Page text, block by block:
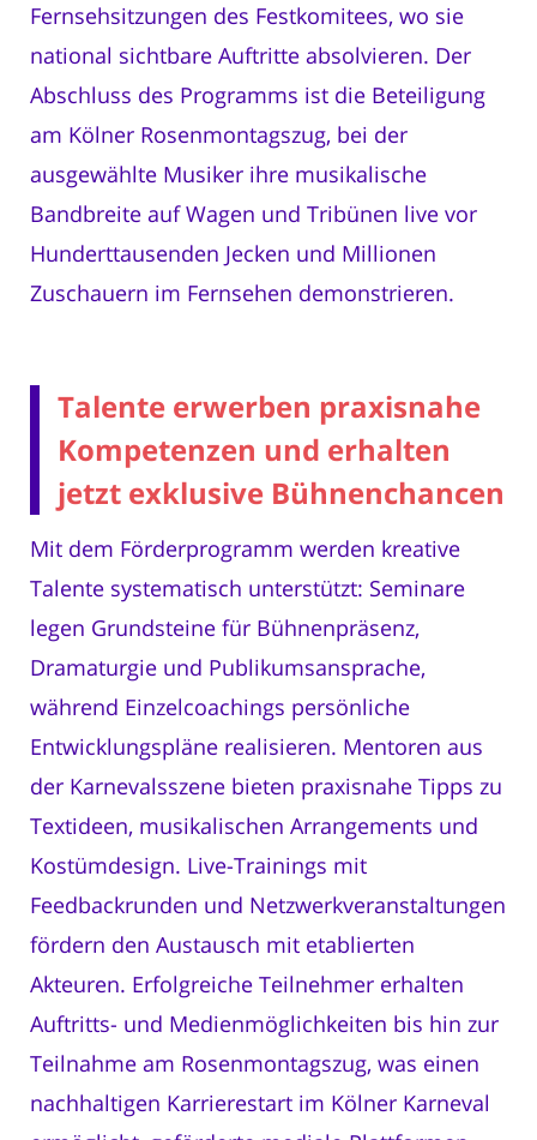
Fernsehsitzungen des Festkomitees, wo sie
national sichtbare Auftritte absolvieren. Der
Abschluss des Programms ist die Beteiligung
am Kölner Rosenmontagszug, bei der
ausgewählte Musiker ihre musikalische
Bandbreite auf Wagen und Tribünen live vor
Hunderttausenden Jecken und Millionen
Zuschauern im Fernsehen demonstrieren.
Talente erwerben praxisnahe
Kompetenzen und erhalten
jetzt exklusive Bühnenchancen
Mit dem Förderprogramm werden kreative
Talente systematisch unterstützt: Seminare
legen Grundsteine für Bühnenpräsenz,
Dramaturgie und Publikumsansprache,
während Einzelcoachings persönliche
Entwicklungspläne realisieren. Mentoren aus
der Karnevalsszene bieten praxisnahe Tipps zu
Textideen, musikalischen Arrangements und
Kostümdesign. Live-Trainings mit
Feedbackrunden und Netzwerkveranstaltungen
fördern den Austausch mit etablierten
Akteuren. Erfolgreiche Teilnehmer erhalten
Auftritts- und Medienmöglichkeiten bis hin zur
Teilnahme am Rosenmontagszug, was einen
nachhaltigen Karrierestart im Kölner Karneval